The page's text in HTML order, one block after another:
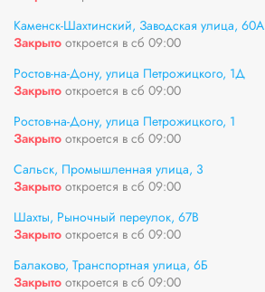
Каменск-Шахтинский, Заводская улица, 60А
Закрыто откроется в сб 09:00
Ростов-на-Дону, улица Петрожицкого, 1Д
Закрыто откроется в сб 09:00
Ростов-на-Дону, улица Петрожицкого, 1
Закрыто откроется в сб 09:00
Сальск, Промышленная улица, 3
Закрыто откроется в сб 09:00
Шахты, Рыночный переулок, 67В
Закрыто откроется в сб 09:00
Балаково, Транспортная улица, 6Б
Закрыто откроется в сб 09:00